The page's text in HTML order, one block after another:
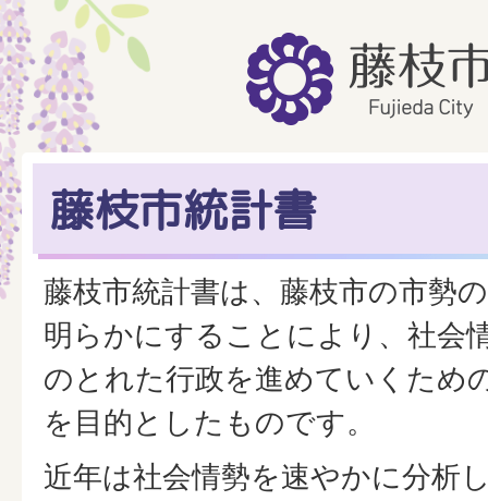
藤枝市統計書
藤枝市統計書は、藤枝市の市勢
明らかにすることにより、社会
のとれた行政を進めていくため
を目的としたものです。
近年は社会情勢を速やかに分析